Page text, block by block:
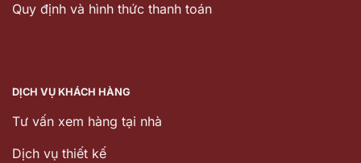
Quy định và hình thức thanh toán
DỊCH VỤ KHÁCH HÀNG
Tư vấn xem hàng tại nhà
Dịch vụ thiết kế